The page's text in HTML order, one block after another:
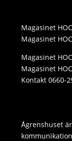
n
k
A
p
p
a
g
e
Magasinet
Magasinet
Magasinet
Magasinet
Kontakt 0660-
Ågrenshuset